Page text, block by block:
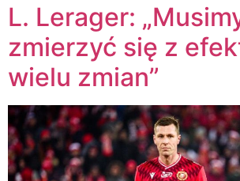
L. Lerager:
zmierzyć się z
wielu zmian”